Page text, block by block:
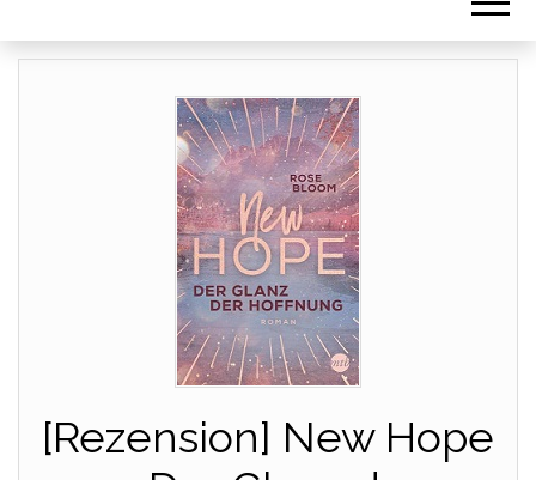
[Rezension] New Hope